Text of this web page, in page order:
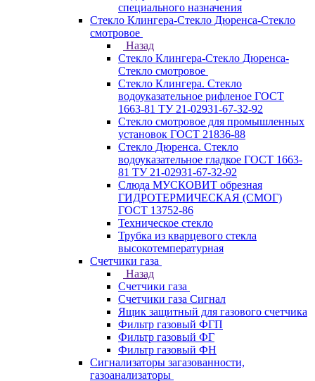
специального назначения
Стекло Клингера-Стекло Дюренса-Стекло
смотровое
Назад
Стекло Клингера-Стекло Дюренса-
Стекло смотровое
Стекло Клингера. Стекло
водоуказательное рифленое ГОСТ
1663-81 ТУ 21-02931-67-32-92
Стекло смотровое для промышленных
установок ГОСТ 21836-88
Стекло Дюренса. Стекло
водоуказательное гладкое ГОСТ 1663-
81 ТУ 21-02931-67-32-92
Слюда МУСКОВИТ обрезная
ГИДРОТЕРМИЧЕСКАЯ (СМОГ)
ГОСТ 13752-86
Техническое стекло
Трубка из кварцевого стекла
высокотемпературная
Счетчики газа
Назад
Счетчики газа
Счетчики газа Сигнал
Ящик защитный для газового счетчика
Фильтр газовый ФГП
Фильтр газовый ФГ
Фильтр газовый ФН
Сигнализаторы загазованности,
газоанализаторы